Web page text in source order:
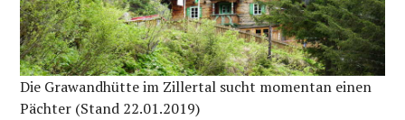
Die Grawandhütte im Zillertal sucht momentan einen
Pächter (Stand 22.01.2019)